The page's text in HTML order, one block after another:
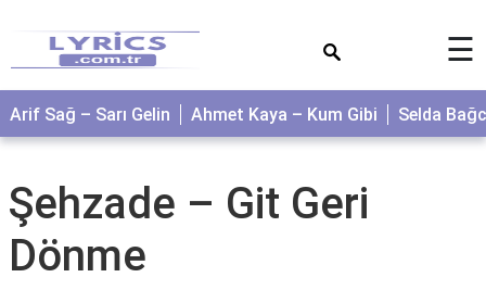
☰
Arif Sağ – Sarı Gelin Ahmet Kaya – Kum Gibi Selda
Şehzade – Git Geri
Dönme